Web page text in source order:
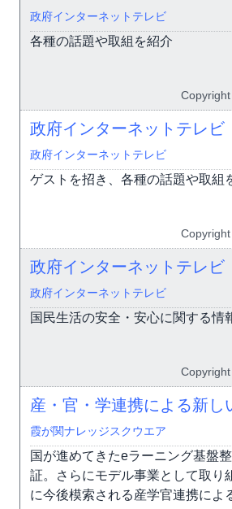
政府インターネットテレビ
各種の話題や取組を紹介
政府インターネットテレ
政府インターネットテレビ
ゲストを招き、各種の話題や取組
政府インターネットテレ
政府インターネットテレビ
国民生活の安全・安心に関する情
産・官・学連携による新し
霞が関ナレッジスクウエア
国が進めてきたeラーニング基盤
証。さらにモデル事業として取り
に今後模索される産学官連携によ